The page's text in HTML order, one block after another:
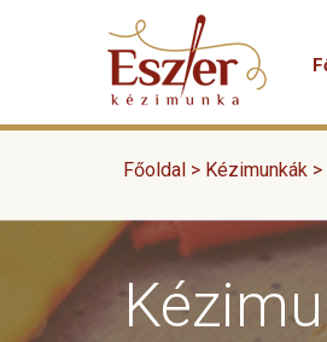
Főoldal > Kézimunkák >